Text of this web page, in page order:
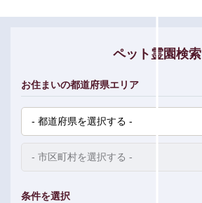
ペット霊園検索
お住まいの都道府県エリア
条件を選択